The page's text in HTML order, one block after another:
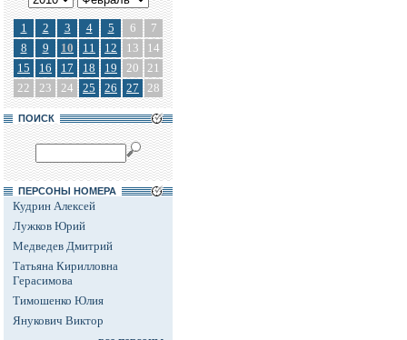
1 2 3 4 5 6
7
8
9 10 11 12 13
14
15
16 17 18 19 20
21
22
23 24 25 26 27 28
ПОИСК
ПЕРСОНЫ НОМЕРА
Кудрин Алексей
Лужков Юрий
Медведев Дмитрий
Татьяна Кирилловна
Герасимова
Тимошенко Юлия
Янукович Виктор